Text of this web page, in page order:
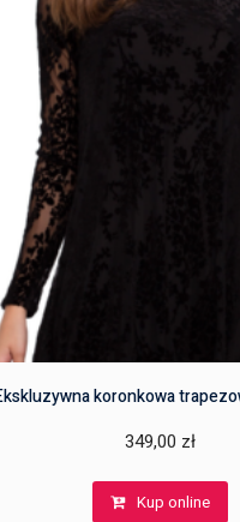
koronkowa
349,00 zł
Kup online